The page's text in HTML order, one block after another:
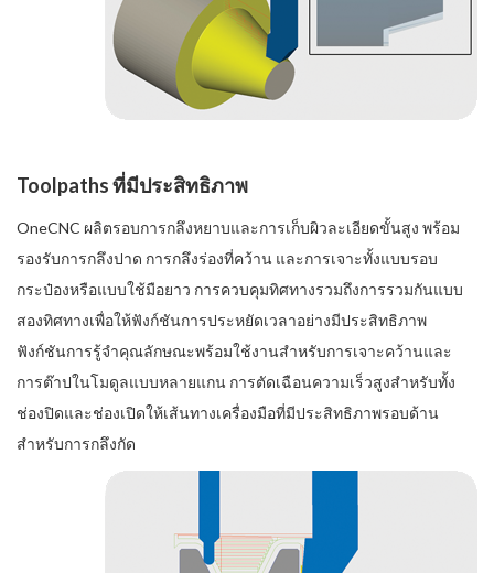
Toolpaths ที่มีประสิทธิภาพ
OneCNC ผลิตรอบการกลึงหยาบและการเก็บผิวละเอียดขั้นสูง พร้อม
รองรับการกลึงปาด การกลึงร่องที่คว้าน และการเจาะทั้งแบบรอบ
กระป๋องหรือแบบใช้มือยาว การควบคุมทิศทางรวมถึงการรวมกันแบบ
สองทิศทางเพื่อให้ฟังก์ชันการประหยัดเวลาอย่างมีประสิทธิภาพ
ฟังก์ชันการรู้จำคุณลักษณะพร้อมใช้งานสำหรับการเจาะคว้านและ
การต๊าปในโมดูลแบบหลายแกน การตัดเฉือนความเร็วสูงสำหรับทั้ง
ช่องปิดและช่องเปิดให้เส้นทางเครื่องมือที่มีประสิทธิภาพรอบด้าน
สำหรับการกลึงกัด